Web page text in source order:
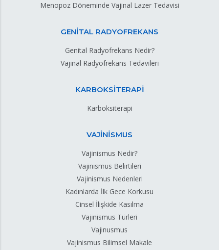
Menopoz Döneminde Vajinal Lazer Tedavisi
GENİTAL RADYOFREKANS
Genital Radyofrekans Nedir?
Vajinal Radyofrekans Tedavileri
KARBOKSİTERAPİ
Karboksiterapi
VAJİNİSMUS
Vajinismus Nedir?
Vajinismus Belirtileri
Vajinismus Nedenleri
Kadınlarda İlk Gece Korkusu
Cinsel İlişkide Kasılma
Vajinismus Türleri
Vajinusmus
Vajinismus Bilimsel Makale